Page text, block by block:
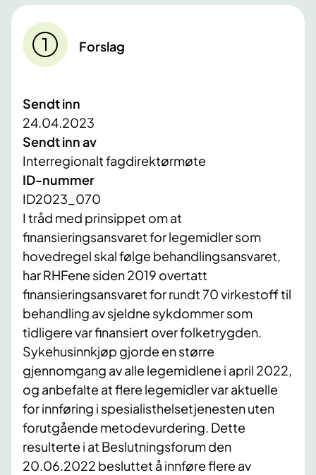
Forslag
Sendt inn
24.04.2023
Sendt inn av
Interregionalt fagdirektørmøte
ID-nummer
ID2023_070
​I tråd med prinsippet om at
finansieringsansvaret for legemidler som
hovedregel skal følge behandlingsansvaret,
har RHFene siden 2019 overtatt
finansieringsansvaret for rundt 70 virkestoff til
behandling av sjeldne sykdommer som
tidligere var finansiert over folketrygden.
Sykehusinnkjøp gjorde en større
gjennomgang av alle legemidlene i april 2022,
og anbefalte at flere legemidler var aktuelle
for innføring i spesialisthelsetjenesten uten
forutgående metodevurdering. Dette
resulterte i at Beslutningsforum den
20.06.2022 besluttet å innføre flere av